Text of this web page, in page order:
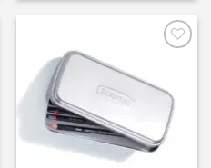
Noriu!